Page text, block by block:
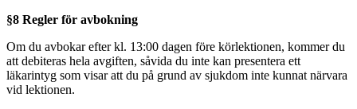
§8 Regler för avbokning
Om du avbokar efter kl. 13:00 dagen före körlektionen, kommer du
att debiteras hela avgiften, såvida du inte kan presentera ett
läkarintyg som visar att du på grund av sjukdom inte kunnat närvara
vid lektionen.